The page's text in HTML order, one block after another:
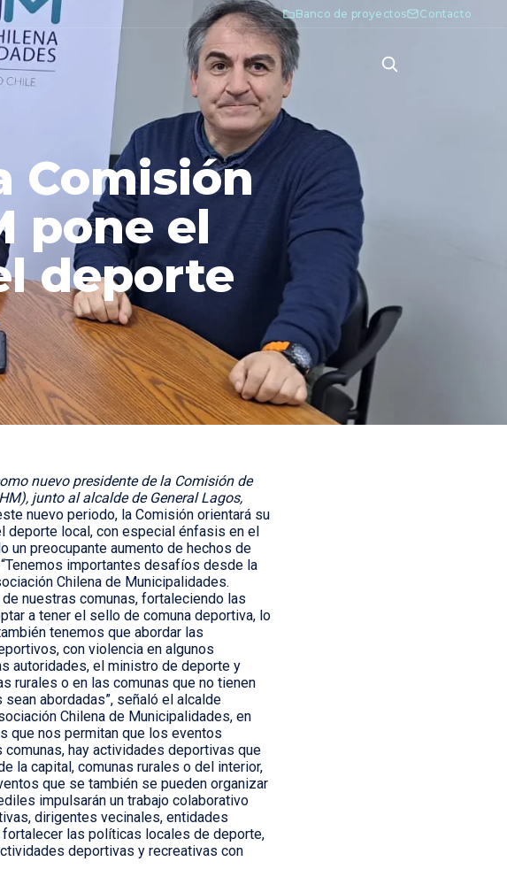
Banco de proyectos Contacto
Comisión
pone el
deporte
nuevo presidente de la Comisión de
junto al alcalde de General Lagos,
nuevo periodo, la Comisión orientará su
deporte local, con especial énfasis en el
un preocupante aumento de hechos de
importantes desafíos desde la
Chilena de Municipalidades.
nuestras comunas, fortaleciendo las
a tener el sello de comuna deportiva, lo
tenemos que abordar las
con violencia en algunos
autoridades, el ministro de deporte y
rurales o en las comunas que no tienen
abordadas”, señaló el alcalde
Chilena de Municipalidades, en
que nos permitan que los eventos
hay actividades deportivas que
la capital, comunas rurales o del interior,
que se también se pueden organizar
impulsarán un trabajo colaborativo
dirigentes vecinales, entidades
las políticas locales de deporte,
deportivas y recreativas con